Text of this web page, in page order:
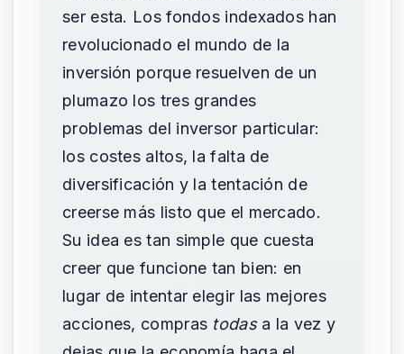
ser esta. Los fondos indexados han
revolucionado el mundo de la
inversión porque resuelven de un
plumazo los tres grandes
problemas del inversor particular:
los costes altos, la falta de
diversificación y la tentación de
creerse más listo que el mercado.
Su idea es tan simple que cuesta
creer que funcione tan bien: en
lugar de intentar elegir las mejores
acciones, compras todasa la vez y